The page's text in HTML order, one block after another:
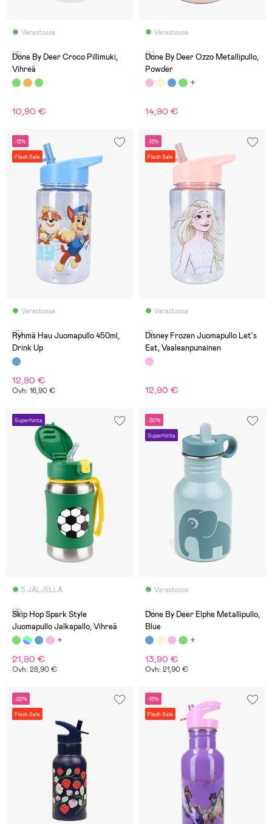
Varastossa
(3)
Done By Deer Croco Pillimuki,
Vihreä
10,90 €
Varastossa
(4)
Done By Deer Ozzo Metallipullo,
Powder
14,90 €
-13%
Flash Sale
Varastossa
(0)
Ryhmä Hau Juomapullo 450ml,
Drink Up
12,90 €
Ovh: 16,90 €
-13%
Flash Sale
Varastossa
(1)
Disney Frozen Juomapullo Let's
Eat, Vaaleanpunainen
12,90 €
Superhinta
5 JÄLJELLÄ
(8)
Skip Hop Spark Style
Juomapullo Jalkapallo, Vihreä
21,90 €
Ovh: 28,90 €
-30%
Superhinta
Varastossa
(4)
Done By Deer Elphe Metallipullo,
Blue
13,90 €
Ovh: 21,90 €
-22%
Flash Sale
-13%
Flash Sale